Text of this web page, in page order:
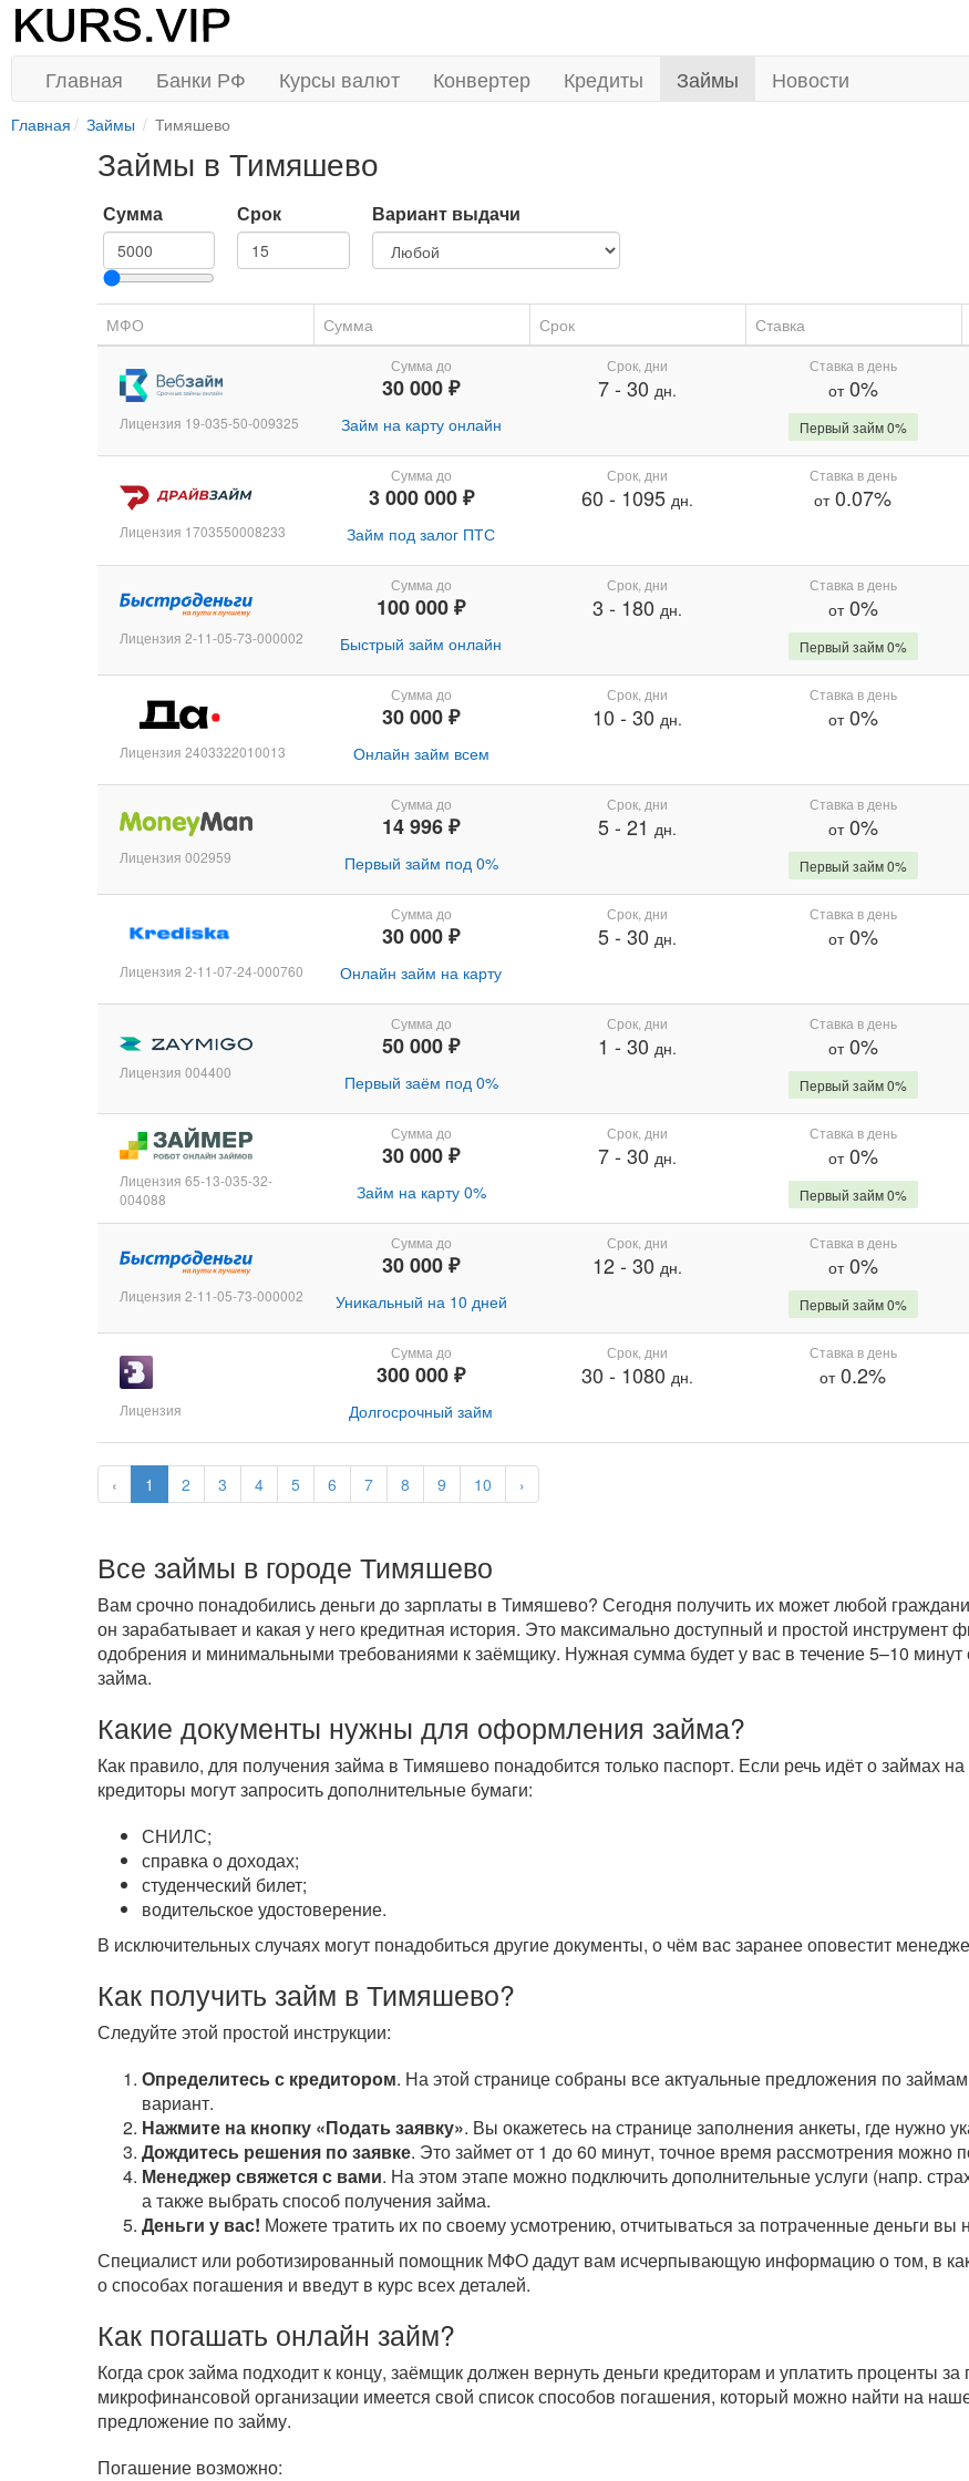
Главная Банки РФ Курсы валют Конвертер Кредиты Займы Новости
Главная Займы Тимяшево
Займы в Тимяшево
Сумма Срок Вариант выдачи
МФО Сумма Срок Ставка
‹ 1 2 3 4 5 6 7 8 9 10 ›
Лицензия 19-035-50-009325
Сумма до
30 000 ₽
Займ на карту онлайн
Срок, дни
7- 30 дн.
Ставка в день
от0%
Первый займ 0%
Лицензия 1703550008233
Сумма до
3 000 000 ₽
Займ под залог ПТС
Срок, дни
60 - 1095 дн.
Ставка в день
от0.07%
Лицензия 2-11-05-73-000002
Сумма до
100 000 ₽
Быстрый займ онлайн
Срок, дни
3 - 180 дн.
Ставка в день
от0%
Первый займ 0%
Лицензия 2403322010013
Сумма до
30 000 ₽
Онлайн займ всем
Срок, дни
10 - 30 дн.
Ставка в день
от0%
Лицензия 002959
Сумма до
14 996 ₽
Первый займ под 0%
Срок, дни
5- 21 дн.
Ставка в день
от0%
Первый займ 0%
Лицензия 2-11-07-24-000760
Сумма до
30 000 ₽
Онлайн займ на карту
Срок, дни
5- 30 дн.
Ставка в день
от0%
Лицензия 004400
Сумма до
50 000 ₽
Первый заём под 0%
Срок, дни
1 - 30 дн.
Ставка в день
от0%
Первый займ 0%
Лицензия 65-13-035-32-
004088
Сумма до
30 000 ₽
Займ на карту 0%
Срок, дни
7- 30 дн.
Ставка в день
от0%
Первый займ 0%
Лицензия 2-11-05-73-000002
Сумма до
30 000 ₽
Уникальный на 10 дней
Срок, дни
12- 30 дн.
Ставка в день
от0%
Первый займ 0%
Лицензия
Сумма до
300 000 ₽
Долгосрочный займ
Срок, дни
30 - 1080 дн.
Ставка в день
от0.2%
Все займы в городе Тимяшево
Вам срочно понадобились деньги до зарплаты в Тимяшево? Сегодня получить их может любой
он зарабатывает и какая у него кредитная история. Это максимально доступный и простой инструмент
одобрения и минимальными требованиями к заёмщику. Нужная сумма будет у вас в течение 5–10
займа.
Какие документы нужны для оформления займа?
Как правило, для получения займа в Тимяшево понадобится только паспорт. Если речь идёт о займах
кредиторы могут запросить дополнительные бумаги:
СНИЛС;
справка о доходах;
студенческий билет;
водительское удостоверение.
В исключительных случаях могут понадобиться другие документы, о чём вас заранее оповестит
Как получить займ в Тимяшево?
Следуйте этой простой инструкции:
Определитесь с кредитором. На этой странице собраны все актуальные предложения по
вариант.
Нажмите на кнопку «Подать заявку». Вы окажетесь на странице заполнения анкеты, где нужно
Дождитесь решения по заявке. Это займет от 1 до 60 минут, точное время рассмотрения можно
Менеджер свяжется с вами. На этом этапе можно подключить дополнительные услуги (напр.
а также выбрать способ получения займа.
Деньги у вас! Можете тратить их по своему усмотрению, отчитываться за потраченные деньги вы
Специалист или роботизированный помощник МФО дадут вам исчерпывающую информацию о том, в
о способах погашения и введут в курс всех деталей.
Как погашать онлайн займ?
Когда срок займа подходит к концу, заёмщик должен вернуть деньги кредиторам и уплатить проценты
микрофинансовой организации имеется свой список способов погашения, который можно найти на
предложение по займу.
Погашение возможно: